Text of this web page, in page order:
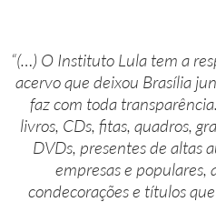
“(…) O Instituto Lula tem a
acervo que deixou Brasília
faz com toda
livros, CDs, fitas, quadros,
DVDs, presentes de altas
empresas e populares,
condecorações e títulos